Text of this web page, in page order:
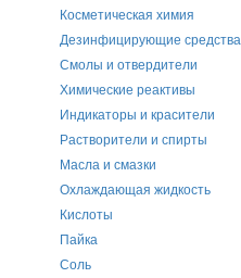
Косметическая химия
Дезинфицирующие средства
Смолы и отвердители
Химические реактивы
Индикаторы и красители
Растворители и спирты
Масла и смазки
Охлаждающая жидкость
Кислоты
Пайка
Соль